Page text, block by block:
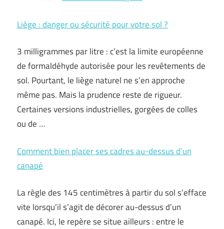
Liège : danger ou sécurité pour votre sol ?
3 milligrammes par litre : c’est la limite européenne
de formaldéhyde autorisée pour les revêtements de
sol. Pourtant, le liège naturel ne s’en approche
même pas. Mais la prudence reste de rigueur.
Certaines versions industrielles, gorgées de colles
ou de …
Comment bien placer ses cadres au-dessus d’un
canapé
La règle des 145 centimètres à partir du sol s’efface
vite lorsqu’il s’agit de décorer au-dessus d’un
canapé. Ici, le repère se situe ailleurs : entre le